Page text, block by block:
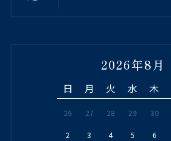
2026年8月
日 月 火 水 木
26 27 28 29 30
2 3 4 5 6